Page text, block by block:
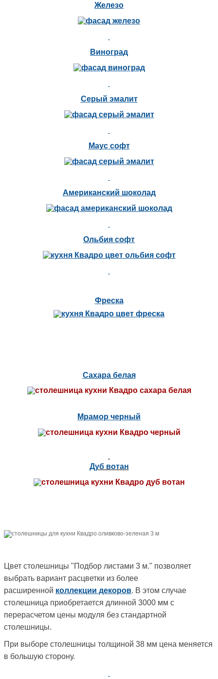
Железо
Виноград
Серый эмалит
Маус софт
Американский шоколад
Ольбия софт
Фреска
Сахара белая
Мрамор черный
Дуб вотан
Цвет столешницы "Подбор листами 3 м." позволяет
выбрать вариант расцветки из более
расширенной коллекции декоров. В этом случае
столешница приобретается длинной 3000 мм с
перерасчетом цены модуля без стандартной
столешницы.
При выборе столешницы толщиной 38 мм цена меняется
в большую сторону.